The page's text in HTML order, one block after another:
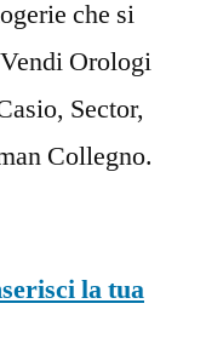
che si
Orologi
Sector,
Collegno.
la tua